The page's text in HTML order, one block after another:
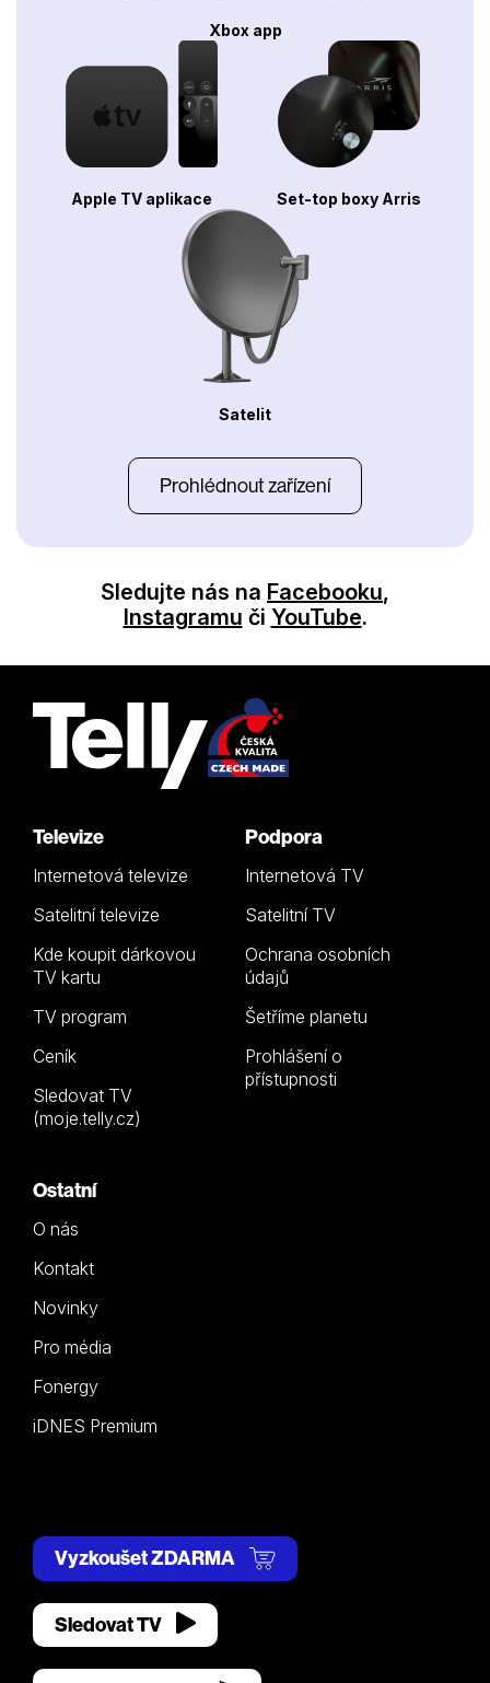
Xbox app
Apple TV aplikace Set-top boxy Arris
Satelit
Prohlédnout zařízení
Sledujte nás na Facebooku,
Instagramu či YouTube.
Televize
Internetová televize
Satelitní televize
Kde koupit dárkovou
TV kartu
TV program
Ceník
Sledovat TV
(moje.telly.cz)
Podpora
Internetová TV
Satelitní TV
Ochrana osobních
údajů
Šetříme planetu
Prohlášení o
přístupnosti
Ostatní
O nás
Kontakt
Novinky
Pro média
Fonergy
iDNES Premium
Vyzkoušet ZDARMA
Sledovat TV